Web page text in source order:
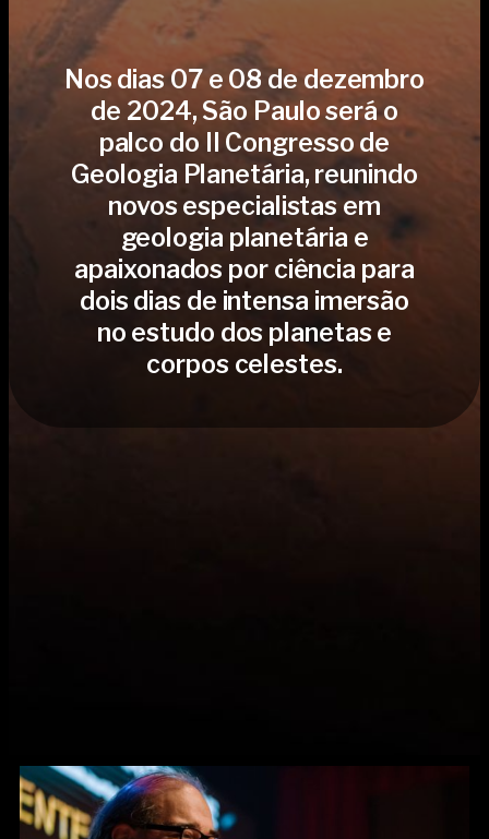
Nos dias 07 e 08 de dezembro
de 2024, São Paulo será o
palco do II Congresso de
Geologia Planetária, reunindo
novos especialistas em
geologia planetária e
apaixonados por ciência para
dois dias de intensa imersão
no estudo dos planetas e
corpos celestes.